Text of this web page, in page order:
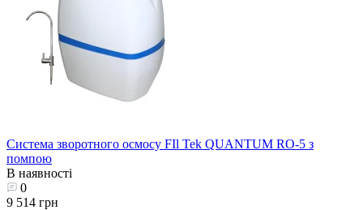
Система зворотного осмосу FIl Tek QUANTUM RO-5 з
помпою
В наявності
0
9 514 грн